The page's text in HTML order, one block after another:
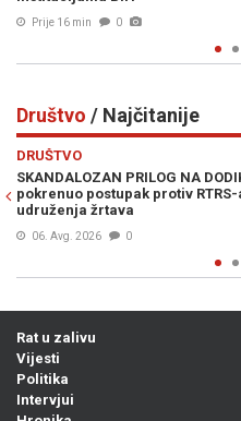
Društvo / Najčitanije
RAK
pet
NAGLI
Bosnu i
Previous
Rat u zalivu
Vijesti
Politika
Intervjui